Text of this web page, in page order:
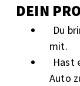
DEIN
Du
mit.
Hast
Auto